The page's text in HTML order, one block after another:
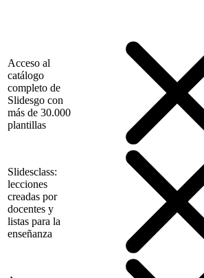
Acceso al
catálogo
completo de
Slidesgo con
más de 30.000
plantillas
Slidesclass:
lecciones
creadas por
docentes y
listas para la
enseñanza